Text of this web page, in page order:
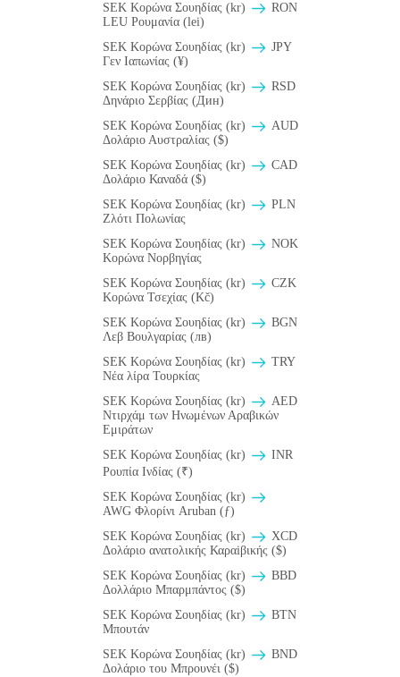
SEK Κορώνα Σουηδίας (kr)
RON
LEU Ρουμανία (lei)
SEK Κορώνα Σουηδίας (kr)
JPY
Γεν Ιαπωνίας (¥)
SEK Κορώνα Σουηδίας (kr)
RSD
Δηνάριο Σερβίας (Дин)
SEK Κορώνα Σουηδίας (kr)
AUD
Δολάριο Αυστραλίας ($)
SEK Κορώνα Σουηδίας (kr)
CAD
Δολάριο Καναδά ($)
SEK Κορώνα Σουηδίας (kr)
PLN
Ζλότι Πολωνίας
SEK Κορώνα Σουηδίας (kr)
NOK
Κορώνα Νορβηγίας
SEK Κορώνα Σουηδίας (kr)
CZK
Κορώνα Τσεχίας (Kč)
SEK Κορώνα Σουηδίας (kr)
BGN
Λεβ Βουλγαρίας (лв)
SEK Κορώνα Σουηδίας (kr)
TRY
Νέα λίρα Τουρκίας
SEK Κορώνα Σουηδίας (kr)
AED
Ντιρχάμ των Ηνωμένων Αραβικών
Εμιράτων
SEK Κορώνα Σουηδίας (kr)
INR
Ρουπία Ινδίας (₹)
SEK Κορώνα Σουηδίας (kr)
AWG Φλορίνι Aruban (ƒ)
SEK Κορώνα Σουηδίας (kr)
XCD
Δολάριο ανατολικής Καραiβικής ($)
SEK Κορώνα Σουηδίας (kr)
BBD
Δολλάριο Μπαρμπάντος ($)
SEK Κορώνα Σουηδίας (kr)
BTN
Μπουτάν
SEK Κορώνα Σουηδίας (kr)
BND
Δολάριο του Μπρουνέι ($)